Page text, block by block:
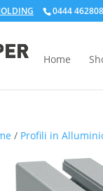
0444 462808
Home
/ Profili in